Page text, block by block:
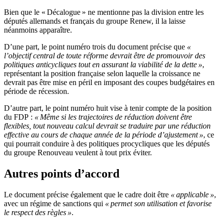
Bien que le « Décalogue » ne mentionne pas la division entre les
députés allemands et français du groupe Renew, il la laisse
néanmoins apparaître.
D’une part, le point numéro trois du document précise que «
l’objectif central de toute réforme devrait être de promouvoir des
politiques anticycliques tout en assurant la viabilité de la dette »,
représentant la position française selon laquelle la croissance ne
devrait pas être mise en péril en imposant des coupes budgétaires en
période de récession.
D’autre part, le point numéro huit vise à tenir compte de la position
du FDP : « Même si les trajectoires de réduction doivent être
flexibles, tout nouveau calcul devrait se traduire par une réduction
effective au cours de chaque année de la période d’ajustement », ce
qui pourrait conduire à des politiques procycliques que les députés
du groupe Renouveau veulent à tout prix éviter.
Autres points d’accord
Le document précise également que le cadre doit être « applicable »,
avec un régime de sanctions qui « permet son utilisation et favorise
le respect des règles ».